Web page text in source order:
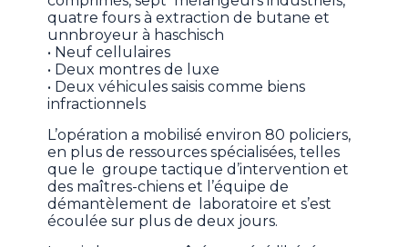
quatre fours à extraction de butane et
unnbroyeur à haschisch
• Neuf cellulaires
• Deux montres de luxe
• Deux véhicules saisis comme biens
infractionnels
L’opération a mobilisé environ 80 policiers,
en plus de ressources spécialisées, telles
que le groupe tactique d’intervention et
des maîtres-chiens et l’équipe de
démantèlement de laboratoire et s’est
écoulée sur plus de deux jours.